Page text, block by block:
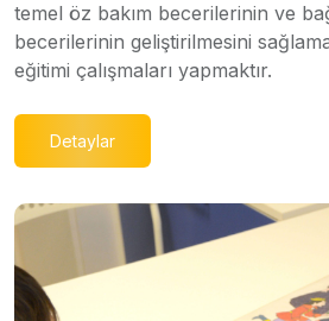
temel öz bakım becerilerinin ve
becerilerinin geliştirilmesini
eğitimi çalışmaları yapmaktır.
Detaylar